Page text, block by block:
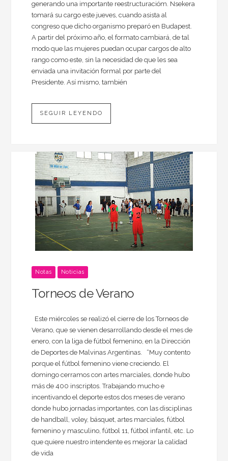
generando una importante reestructuracióm. Nsekera
tomará su cargo este jueves, cuando asista al
congreso que dicho organismo preparó en Budapest.
A partir del próximo año, el formato cambiará, de tal
modo que las mujeres puedan ocupar cargos de alto
rango como este, sin la necesidad de que les sea
enviada una invitación formal por parte del
Presidente. Así mismo, también
SEGUIR LEYENDO
Notas Noticias
Torneos de Verano
Este miércoles se realizó el cierre de los Torneos de
Verano, que se vienen desarrollando desde el mes de
enero, con la liga de fútbol femenino, en la Dirección
de Deportes de Malvinas Argentinas. “Muy contento
porque el fútbol femenino viene creciendo. El
domingo cerramos con artes marciales, donde hubo
más de 400 inscriptos. Trabajando mucho e
incentivando el deporte estos dos meses de verano
donde hubo jornadas importantes, con las disciplinas
de handball, voley, básquet, artes marciales, fútbol
femenino y masculino, fútbol 11, fútbol infantil, etc. Lo
que quiere nuestro intendente es mejorar la calidad
de vida